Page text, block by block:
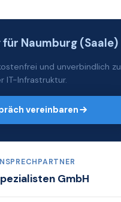
Naumburg (Saale)
und unverbindlich zu
IT-Infrastruktur.
vereinbaren
GmbH